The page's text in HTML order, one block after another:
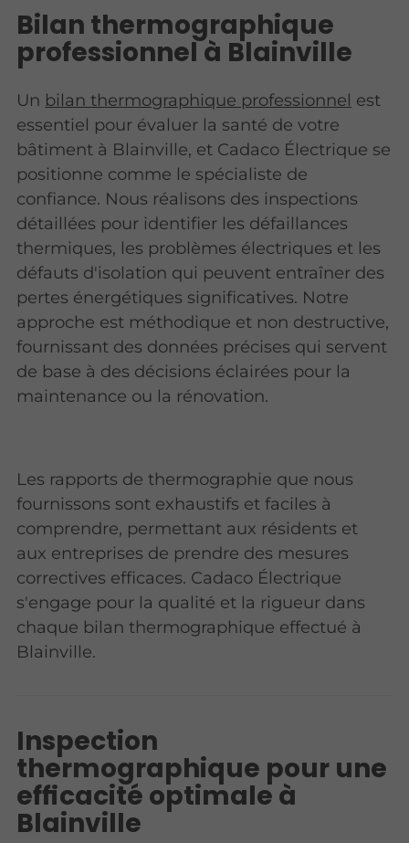
Bilan thermographique
professionnel à Blainville
Un bilan thermographique professionnel est
essentiel pour évaluer la santé de votre
bâtiment à Blainville, et Cadaco Électrique se
positionne comme le spécialiste de
confiance. Nous réalisons des inspections
détaillées pour identifier les défaillances
thermiques, les problèmes électriques et les
défauts d'isolation qui peuvent entraîner des
pertes énergétiques significatives. Notre
approche est méthodique et non destructive,
fournissant des données précises qui servent
de base à des décisions éclairées pour la
maintenance ou la rénovation.
Les rapports de thermographie que nous
fournissons sont exhaustifs et faciles à
comprendre, permettant aux résidents et
aux entreprises de prendre des mesures
correctives efficaces. Cadaco Électrique
s'engage pour la qualité et la rigueur dans
chaque bilan thermographique effectué à
Blainville.
Inspection
thermographique pour une
efficacité optimale à
Blainville